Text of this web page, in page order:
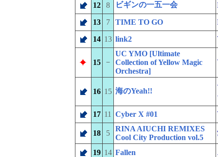
12 8 ビギンの一五一会
13 7 TIME TO GO
14 13 link2
15 －
UC YMO [Ultimate
Collection of Yellow Magic
Orchestra]
16 15 海のYeah!!
17 11 Cyber X #01
18 5
RINA AIUCHI REMIXES
Cool City Production vol.5
19 14 Fallen